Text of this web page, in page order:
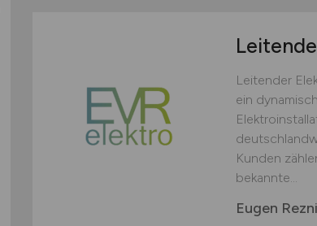
Leitender
ein
Kunden
bekannte...
Eugen